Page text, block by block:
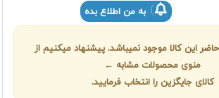
به من اطلاع بده
این کالا موجود نمیباشد. پیشنهاد میکنیم از
منوی محصولات مشابه ←
کالای جایگزین را انتخاب فرمایید.